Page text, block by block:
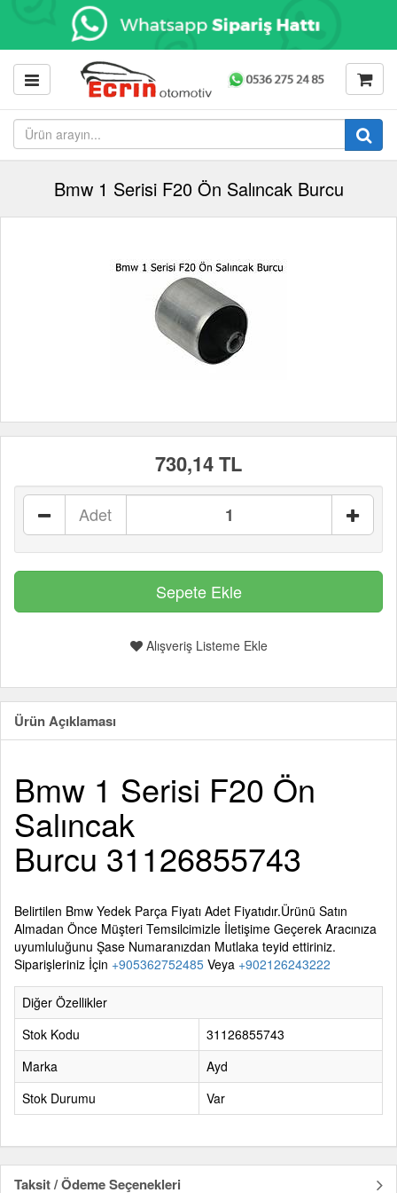
Bmw 1 Serisi F20 Ön Salıncak Burcu
730,14 TL
Adet
Alışveriş Listeme Ekle
Ürün Açıklaması
Bmw 1 Serisi F20 Ön
Salıncak
Burcu 31126855743
Belirtilen Bmw Yedek Parça Fiyatı Adet Fiyatıdır.Ürünü Satın
Almadan Önce Müşteri Temsilcimizle İletişime Geçerek Aracınıza
uyumluluğunu Şase Numaranızdan Mutlaka teyid ettiriniz.
Siparişleriniz İçin +905362752485 Veya +902126243222
Diğer Özellikler
Stok Kodu
31126855743
Marka
Ayd
Stok Durumu
Var
Taksit / Ödeme Seçenekleri